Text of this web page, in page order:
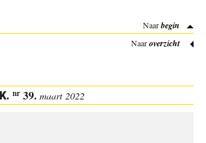
Naarbegin
Naaroverzicht
. nr39. maart 2022